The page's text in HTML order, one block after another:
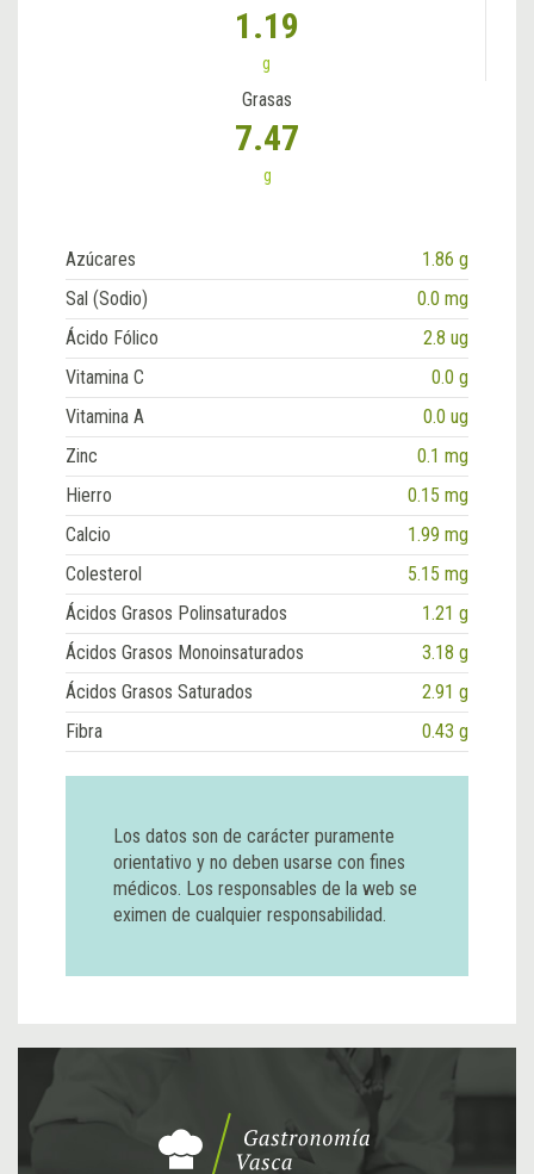
1.19
g
Grasas
7.47
g
Azúcares
1.86 g
Sal (Sodio)
0.0 mg
Ácido Fólico
2.8 ug
Vitamina C
0.0 g
Vitamina A
0.0 ug
Zinc
0.1 mg
Hierro
0.15 mg
Calcio
1.99 mg
Colesterol
5.15 mg
Ácidos Grasos Polinsaturados
1.21 g
Ácidos Grasos Monoinsaturados
3.18 g
Ácidos Grasos Saturados
2.91 g
Fibra
0.43 g
Los datos son de carácter puramente
orientativo y no deben usarse con fines
médicos. Los responsables de la web se
eximen de cualquier responsabilidad.